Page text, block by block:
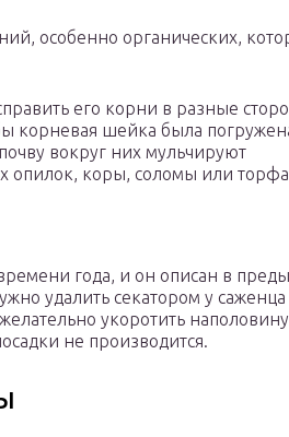
особенно органических,
его корни в разные
корневая шейка была
вокруг них мульчируют
опилок, коры, соломы или
года, и он описан в
удалить секатором у
укоротить
не производится.